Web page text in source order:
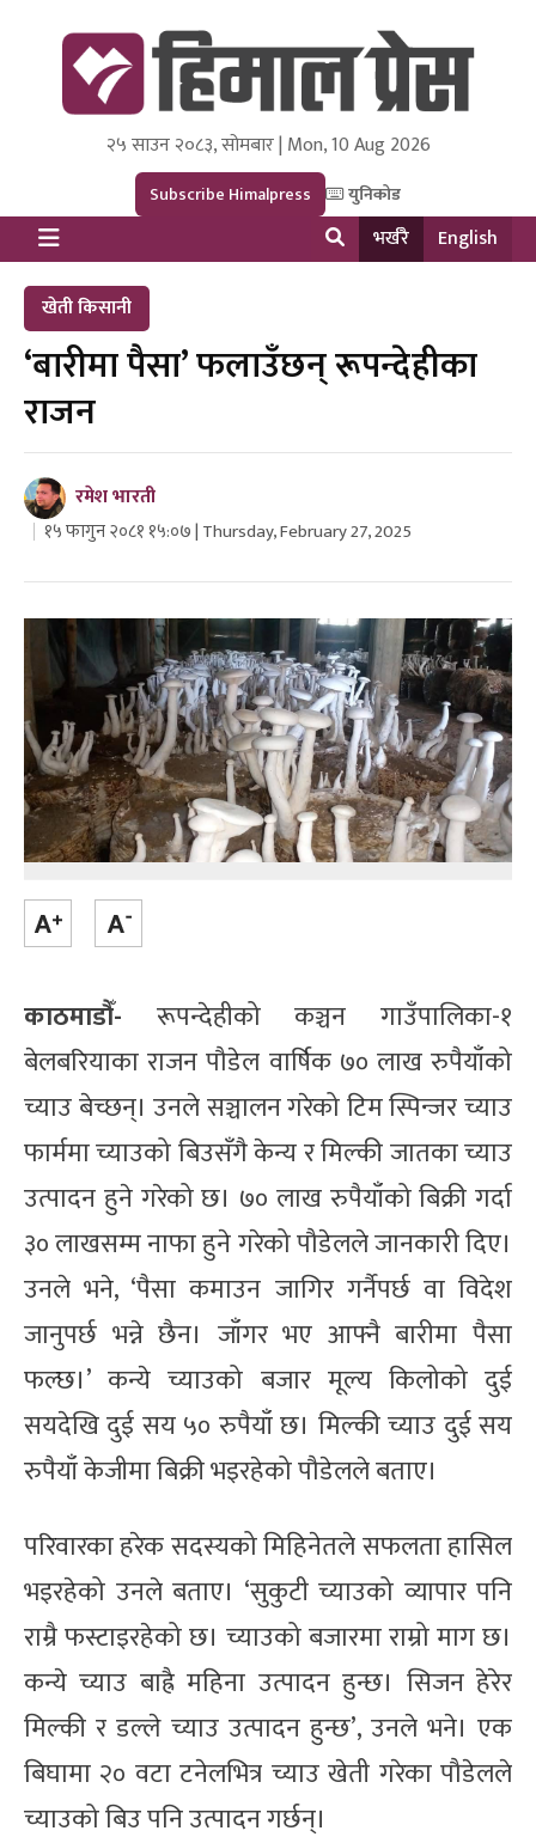
Himal Press
Dot NewsyNepal Media and Research Pvt Ltd.
२५ साउन २०८३, सोमबार | Mon, 10 Aug 2026
Subscribe Himalpress युनिकोड
भर्खरै English
खेती किसानी
‘बारीमा पैसा’ फलाउँछन् रूपन्देहीका
राजन
रमेश भारती
१५ फागुन २०८१ १५:०७ | Thursday, February 27, 2025
काठमाडौँ- रूपन्देहीको कञ्चन गाउँपालिका-१
बेलबरियाका राजन पौडेल वार्षिक ७० लाख रुपैयाँको
च्याउ बेच्छन्। उनले सञ्चालन गरेको टिम स्पिन्जर च्याउ
फार्ममा च्याउको बिउसँगै केन्य र मिल्की जातका च्याउ
उत्पादन हुने गरेको छ। ७० लाख रुपैयाँको बिक्री गर्दा
३० लाखसम्म नाफा हुने गरेको पौडेलले जानकारी दिए।
उनले भने, ‘पैसा कमाउन जागिर गर्नैपर्छ वा विदेश
जानुपर्छ भन्ने छैन। जाँगर भए आफ्नै बारीमा पैसा
फल्छ।’ कन्ये च्याउको बजार मूल्य किलोको दुई
सयदेखि दुई सय ५० रुपैयाँ छ। मिल्की च्याउ दुई सय
रुपैयाँ केजीमा बिक्री भइरहेको पौडेलले बताए।
परिवारका हरेक सदस्यको मिहिनेतले सफलता हासिल
भइरहेको उनले बताए। ‘सुकुटी च्याउको व्यापार पनि
राम्रै फस्टाइरहेको छ। च्याउको बजारमा राम्रो माग छ।
कन्ये च्याउ बाह्रै महिना उत्पादन हुन्छ। सिजन हेरेर
मिल्की र डल्ले च्याउ उत्पादन हुन्छ’, उनले भने। एक
बिघामा २० वटा टनेलभित्र च्याउ खेती गरेका पौडेलले
च्याउको बिउ पनि उत्पादन गर्छन्।